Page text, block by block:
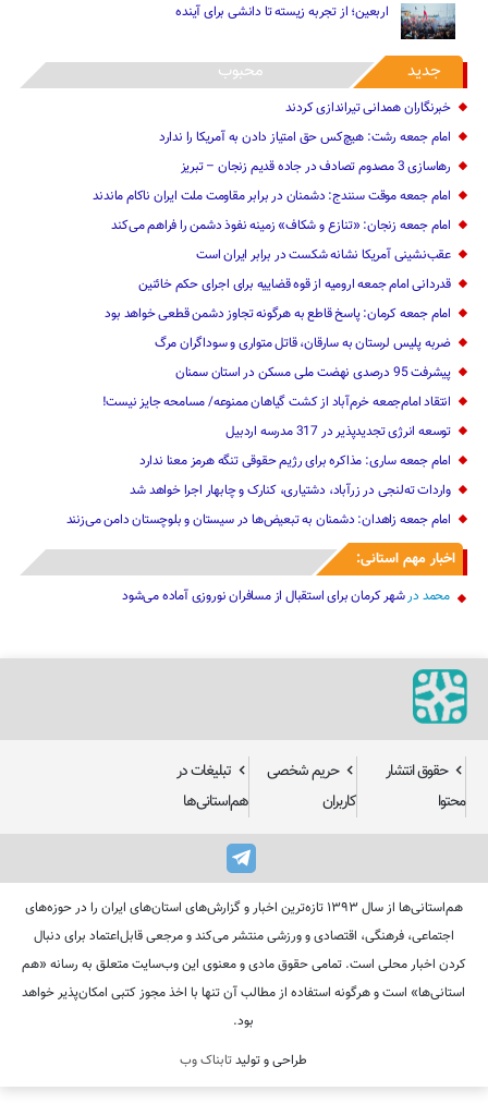
اربعین؛ از تجربه زیسته تا دانشی برای آینده
جدید محبوب
خبرنگاران همدانی تیراندازی کردند
امام جمعه رشت: هیچ‌کس حق امتیاز دادن به آمریکا را ندارد
رهاسازی 3 مصدوم تصادف در جاده قدیم زنجان – تبریز
امام جمعه موقت سنندج: دشمنان در برابر مقاومت ملت ایران ناکام ماندند
امام جمعه زنجان: «تنازع و شکاف» زمینه نفوذ دشمن را فراهم می‌کند
عقب‌نشینی آمریکا نشانه شکست در برابر ایران است
قدردانی امام جمعه ارومیه از قوه قضاییه برای اجرای حکم خائنین ‌
امام جمعه کرمان: پاسخ قاطع به هرگونه تجاوز دشمن قطعی خواهد بود
ضربه پلیس لرستان به سارقان، قاتل متواری و سوداگران مرگ
پیشرفت 95 درصدی نهضت ملی مسکن در استان سمنان
انتقاد امام‌جمعه خرم‌آباد از کشت گیاهان ممنوعه/ مسامحه جایز نیست!
توسعه انرژی تجدیدپذیر در 317 مدرسه اردبیل
امام جمعه ساری: مذاکره برای رژیم حقوقی تنگه هرمز معنا ندارد
واردات ته‌لنجی در زرآباد، دشتیاری، کنارک و چابهار اجرا خواهد شد‌
امام جمعه زاهدان: دشمنان به تبعیض‌ها در سیستان و بلوچستان دامن می‌زنند
اخبار مهم استانی:
محمد درشهر کرمان برای استقبال از مسافران نوروزی آماده می‌شود
حقوق انتشار
محتوا
حریم شخصی
کاربران
تبلیغات در
هم‌استانی‌ها
هم‌استانی‌ها از سال ۱۳۹۳ تازه‌ترین اخبار و گزارش‌های استان‌های ایران را در حوزه‌های
اجتماعی، فرهنگی، اقتصادی و ورزشی منتشر می‌کند و مرجعی قابل‌اعتماد برای دنبال
کردن اخبار محلی است. تمامی حقوق مادی و معنوی این وب‌سایت متعلق به رسانه «هم
استانی‌ها» است و هرگونه استفاده از مطالب آن تنها با اخذ مجوز کتبی امکان‌پذیر خواهد
بود.
طراحی و تولیدتابناک وب